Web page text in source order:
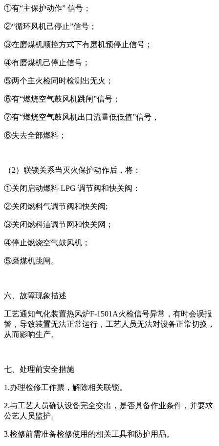
①有“主保护动作” 信号；
②“循环风机己停止”信号；
③在磨煤机顺控方式下有磨机预停止信号；
④有磨煤机己停止信号；
⑤两个主火检同时检测出无火；
⑥有“燃烧空气鼓风机跳闸”信号；
⑦有“燃烧空气鼓风机出口流量低低值”信号，
⑧失去全部燃料；
（2）联锁关系当灭火保护动作后，将：
①关闭启动燃料 LPG 调节阀和快关阀：
②关闭燃料气调节阀和快关阀;
③关闭燃科油调节网和快关网；
④停止燃烧空气鼓风机；
⑤磨煤机跳闸。
六、故障现象描述
工艺通知气化装置热风炉F-1501A火检信号异常，有时会误报
警，导致装置无法正常运行，工艺人员无法对设备正常切换，
从而影响生产。
七、处理前安全措施
1.办理检修工作票，解除相关联锁。
2.与工艺人员确认设备完全交出，是否具备作业条件，并要求
公艺人员监护。
3.检修前需准备检修使用的相关工具和防护用品。